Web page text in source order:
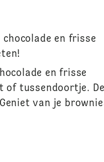
en frisse
en frisse
of tussendoortje. De
van je